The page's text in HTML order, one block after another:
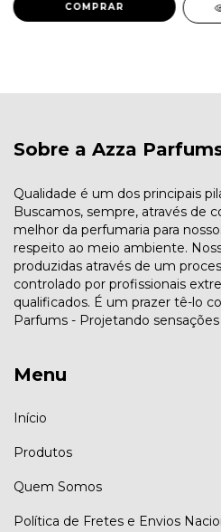
COMPRAR
Sobre a Azza
Qualidade é um dos principais
Buscamos, sempre, através de
melhor da perfumaria para
respeito ao meio ambiente.
produzidas através de um
controlado por profissionais
qualificados. É um prazer tê-lo
Parfums - Projetando
Menu
Início
Produtos
Quem Somos
Política de Fretes e Envios